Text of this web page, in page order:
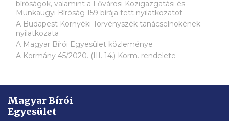
bíróságok, valamint a Fővárosi Közigazgatási és
Munkaügyi Bíróság 159 bírája tett nyilatkozatot
A Budapest Környéki Törvényszék tanácselnökének
nyilatkozata
A Magyar Bírói Egyesület közleménye
A Kormány 45/2020. (III. 14.) Korm. rendelete
Magyar Bírói
Egyesület